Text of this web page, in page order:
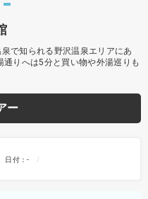
で知られる野沢温泉エリアにあ
りへは5分と買い物や外湯巡りも
ー
日付：-